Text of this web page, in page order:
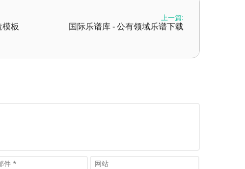
板
上一篇:
国际乐谱库 - 公有领域乐谱下载